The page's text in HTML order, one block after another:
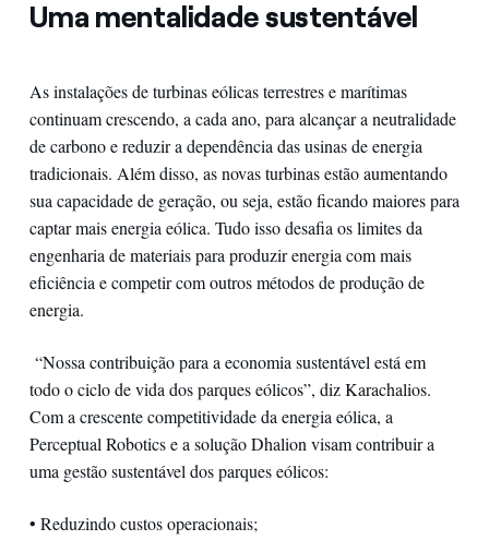
Uma mentalidade sustentável
As instalações de turbinas eólicas terrestres e marítimas
continuam crescendo, a cada ano, para alcançar a neutralidade
de carbono e reduzir a dependência das usinas de energia
tradicionais. Além disso, as novas turbinas estão aumentando
sua capacidade de geração, ou seja, estão ficando maiores para
captar mais energia eólica. Tudo isso desafia os limites da
engenharia de materiais para produzir energia com mais
eficiência e competir com outros métodos de produção de
energia.
“Nossa contribuição para a economia sustentável está em
todo o ciclo de vida dos parques eólicos”, diz Karachalios.
Com a crescente competitividade da energia eólica, a
Perceptual Robotics e a solução Dhalion visam contribuir a
uma gestão sustentável dos parques eólicos:
• Reduzindo custos operacionais;